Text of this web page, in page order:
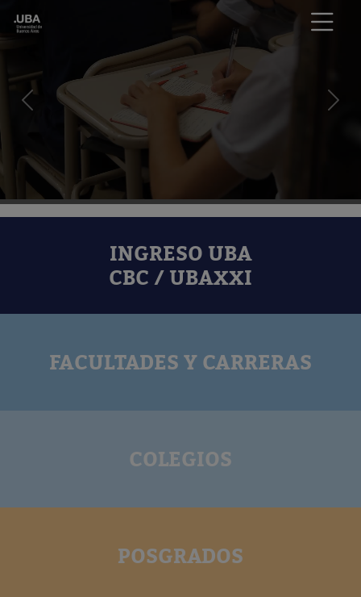
Anterior
INGRESO UBA
CBC / UBAXXI
FACULTADES Y CARRERAS
COLEGIOS
POSGRADOS